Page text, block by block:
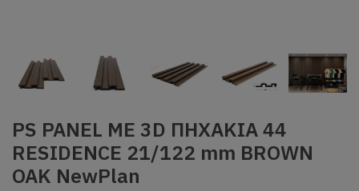
PS PANEL ΜΕ 3D ΠΗΧΑΚΙΑ 44
RESIDENCE 21/122 mm BROWN
OAK NewPlan